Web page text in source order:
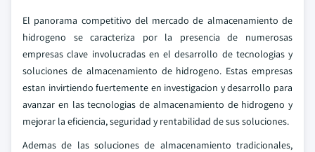
El panorama competitivo del mercado de almacenamiento de
hidrogeno se caracteriza por la presencia de numerosas
empresas clave involucradas en el desarrollo de tecnologias y
soluciones de almacenamiento de hidrogeno. Estas empresas
estan invirtiendo fuertemente en investigacion y desarrollo para
avanzar en las tecnologias de almacenamiento de hidrogeno y
mejorar la eficiencia, seguridad y rentabilidad de sus soluciones.
Ademas de las soluciones de almacenamiento tradicionales,